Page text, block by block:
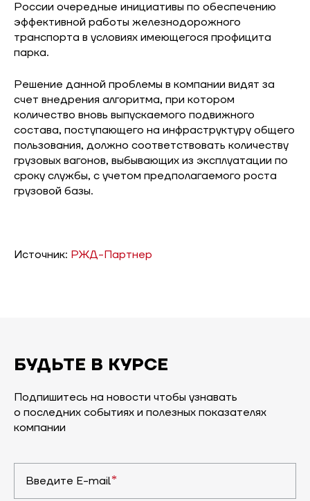
России очередные инициативы по обеспечению
эффективной работы железнодорожного
транспорта в условиях имеющегося профицита
парка.
Решение данной проблемы в компании видят за
счет внедрения алгоритма, при котором
количество вновь выпускаемого подвижного
состава, поступающего на инфраструктуру общего
пользования, должно соответствовать количеству
грузовых вагонов, выбывающих из эксплуатации по
сроку службы, с учетом предполагаемого роста
грузовой базы.
Источник: РЖД-Партнер
БУДЬТЕ В КУРСЕ
Подпишитесь на новости чтобы узнавать
о последних событиях и полезных показателях
компании
Введите E-mail*